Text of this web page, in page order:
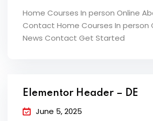
Home Courses In person Online
Contact Home Courses In person
News Contact Get Started
Elementor Header – DE
June 5, 2025